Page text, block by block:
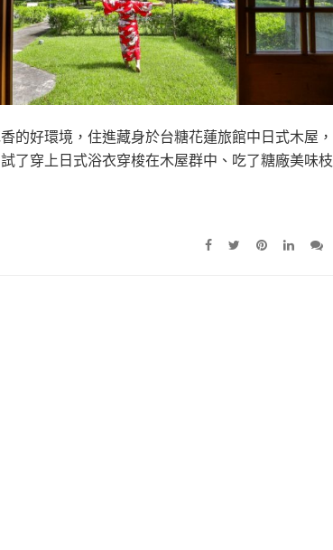
的好環境，住進藏身於台糖花蓮旅館中日式木屋，
了穿上日式浴衣穿梭在木屋群中、吃了糖廠美味枝